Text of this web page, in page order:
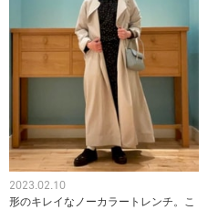
2023.02.10
形のキレイなノーカラートレンチ。こ